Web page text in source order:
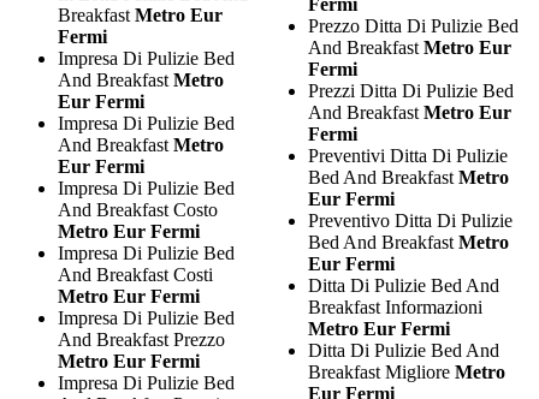
Breakfast Metro Eur
Fermi
Impresa Di Pulizie Bed
And Breakfast Metro
Eur Fermi
Impresa Di Pulizie Bed
And Breakfast Metro
Eur Fermi
Impresa Di Pulizie Bed
And Breakfast Costo
Metro Eur Fermi
Impresa Di Pulizie Bed
And Breakfast Costi
Metro Eur Fermi
Impresa Di Pulizie Bed
And Breakfast Prezzo
Metro Eur Fermi
Impresa Di Pulizie Bed
Fermi
Prezzo Ditta Di Pulizie Bed
And Breakfast Metro Eur
Fermi
Prezzi Ditta Di Pulizie Bed
And Breakfast Metro Eur
Fermi
Preventivi Ditta Di Pulizie
Bed And Breakfast Metro
Eur Fermi
Preventivo Ditta Di Pulizie
Bed And Breakfast Metro
Eur Fermi
Ditta Di Pulizie Bed And
Breakfast Informazioni
Metro Eur Fermi
Ditta Di Pulizie Bed And
Breakfast Migliore Metro
Eur Fermi